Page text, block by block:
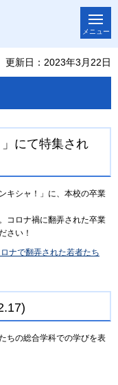
メニュー
更新日：2023年3月22日
にて特集され
キシャ！」に、本校の卒業
コロナ禍に翻弄された卒業
さい！
ナで翻弄された若者たち
ちの総合学科での学びを表